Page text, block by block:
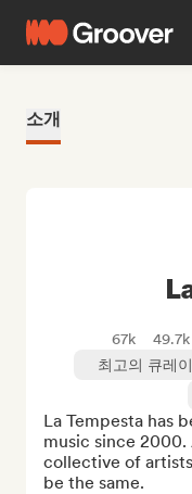
소개
67k 49.7k
최고의 큐레
La Tempesta has
music since
collective of
be the same.